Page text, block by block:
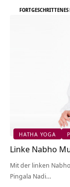
HATHA YOGA
Linke Nabho
Mit der linken
Pingala Nadi…